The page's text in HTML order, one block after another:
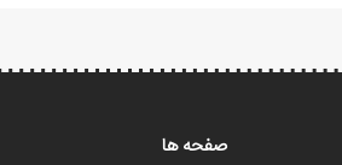
صفحه ها